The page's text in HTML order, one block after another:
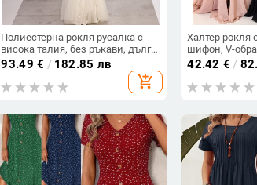
Полиестерна рокля русалка с
висока талия, без ръкави, дълга
пола
93.49 € / 182.85 лв
add_shopping_cart
Халтер рокля
шифон, V-
ръкави, дълга
42.42 € /